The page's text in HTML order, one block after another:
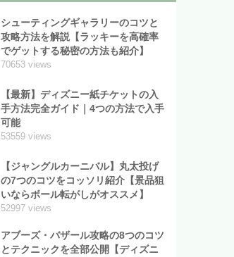
シューティングギャラリーのコツと
攻略方法を解説【ラッキーを高確率
でゲットする秘密の方法も紹介】
70653 views
【最新】ディズニー紙チケットの入
手方法完全ガイド｜4つの方法で入手
可能
53559 views
【ジャングルカーニバル】丸太投げ
の7つのコツをコッソリ紹介【景品狙
いならボール転がしがオススメ】
52997 views
アブーズ・バザール攻略の8つのコツ
とテクニックを全部公開【ディズニ